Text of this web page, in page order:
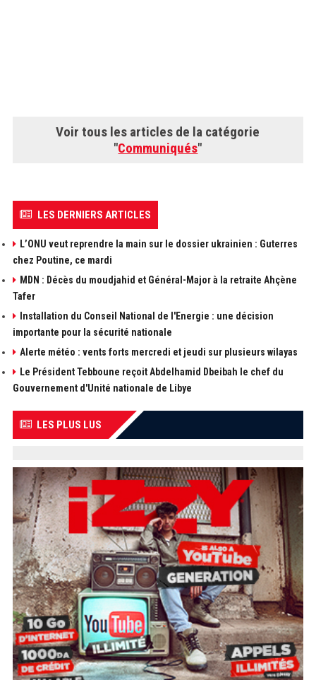
Voir tous les articles de la catégorie
"Communiqués"
LES DERNIERS ARTICLES
L’ONU veut reprendre la main sur le dossier ukrainien : Guterres
chez Poutine, ce mardi
MDN : Décès du moudjahid et Général-Major à la retraite Ahçène
Tafer
Installation du Conseil National de l'Energie : une décision
importante pour la sécurité nationale
Alerte météo : vents forts mercredi et jeudi sur plusieurs wilayas
Le Président Tebboune reçoit Abdelhamid Dbeibah le chef du
Gouvernement d'Unité nationale de Libye
LES PLUS LUS